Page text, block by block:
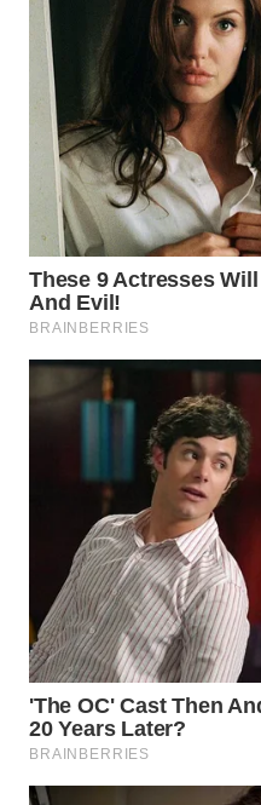
TANJUNG
LESUNG
WN
KARO
WN
SIMALUNGUN
WN
LABUHANBATU
WN
WN DELI
SERDANG
WN
TEBING
TINGGI
WN
PAKPAK